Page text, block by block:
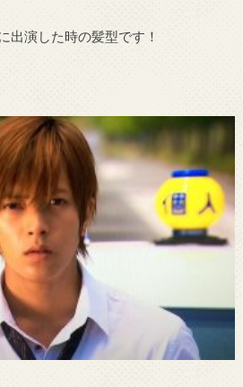
出演した時の髪型です！